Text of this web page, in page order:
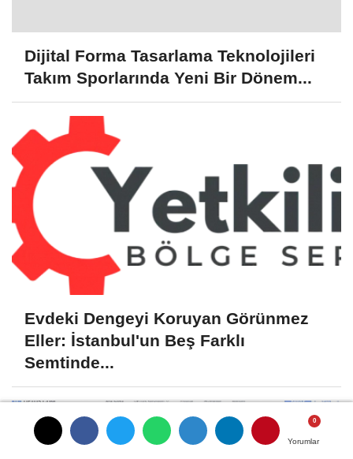
Yorumlar
Yorumlar
Dijital Forma Tasarlama Teknolojileri
Takım Sporlarında Yeni Bir Dönem...
Evdeki Dengeyi Koruyan Görünmez
Eller: İstanbul'un Beş Farklı
Semtinde...
Yorumlar